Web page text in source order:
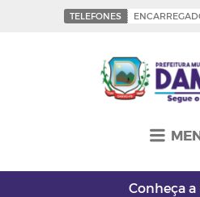
TELEFONES
Conheça a